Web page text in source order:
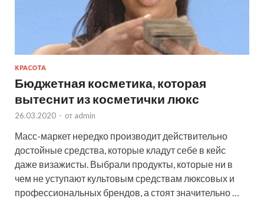
КРАСОТА
Бюджетная косметика, которая
вытеснит из косметички люкс
26.03.2020 - от admin
Масс-маркет нередко производит действительно
достойные средства, которые кладут себе в кейс
даже визажисты. Выбрали продукты, которые ни в
чем не уступают культовым средствам люксовых и
профессиональных брендов, а стоят значительно …